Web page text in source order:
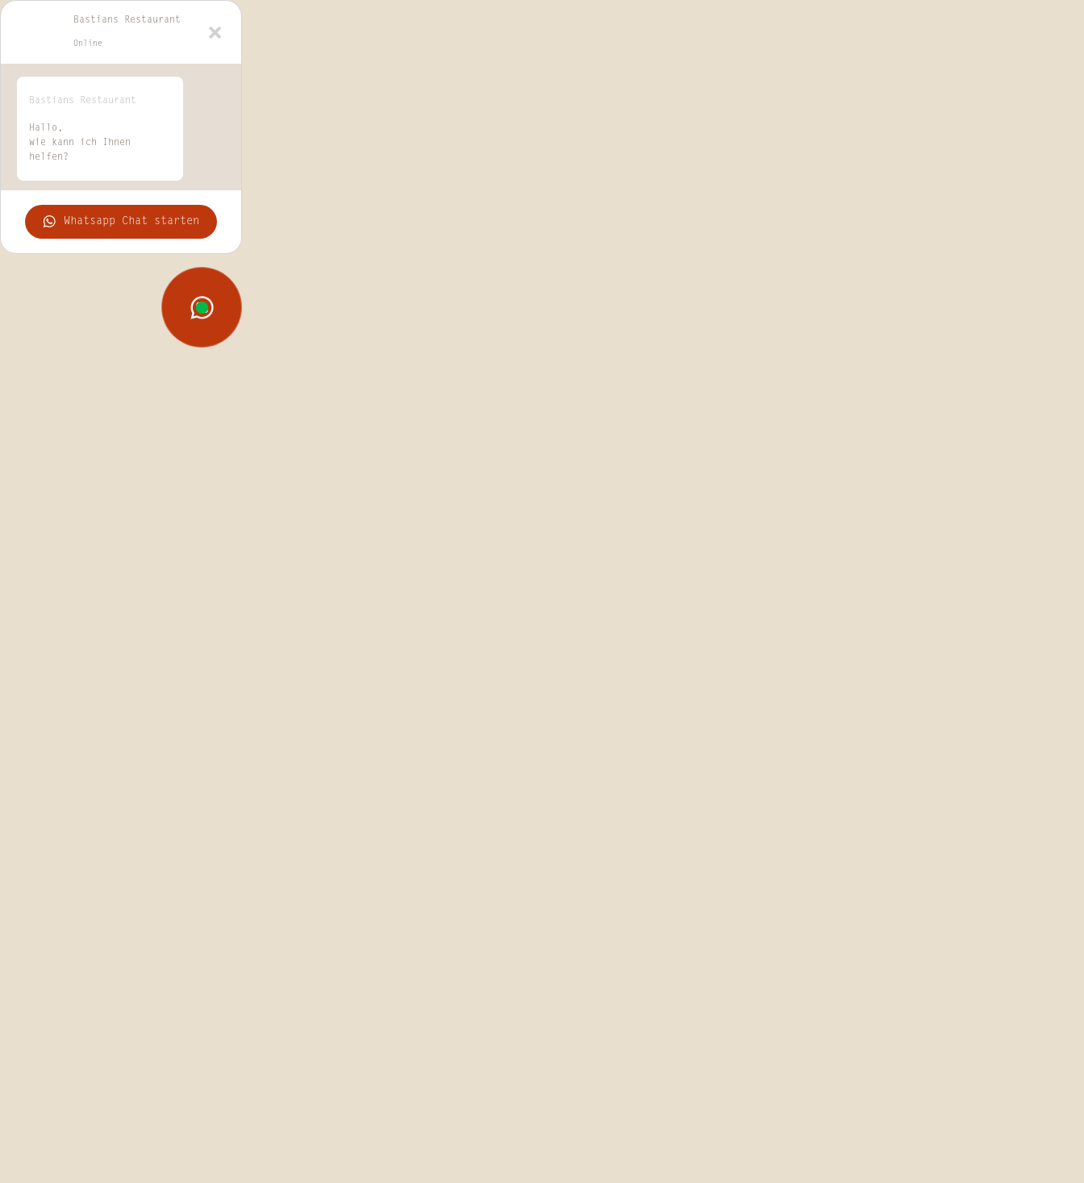
Bastians Restaurant
Online
Bastians Restaurant
Hallo,
wie kann ich Ihnen
helfen?
Whatsapp Chat starten